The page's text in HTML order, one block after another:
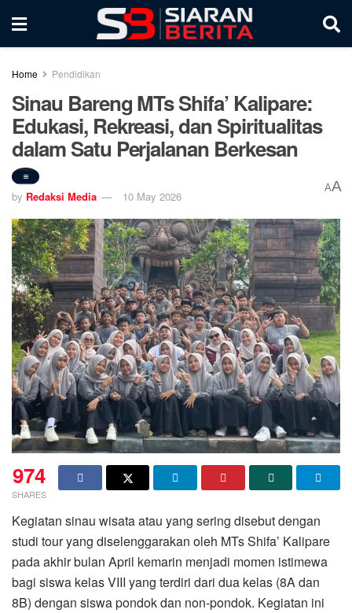
Home Pendidikan
Sinau Bareng MTs Shifa’ Kalipare:
Edukasi, Rekreasi, dan Spiritualitas
dalam Satu Perjalanan Berkesan
by Redaksi Media 10 May 2026
AA
974
SHARES
Kegiatan sinau wisata atau yang sering disebut dengan
studi tour yang diselenggarakan oleh MTs Shifa’ Kalipare
pada akhir bulan April kemarin menjadi momen istimewa
bagi siswa kelas VIII yang terdiri dari dua kelas (8A dan
8B) dengan siswa pondok dan non-pondok. Kegiatan ini